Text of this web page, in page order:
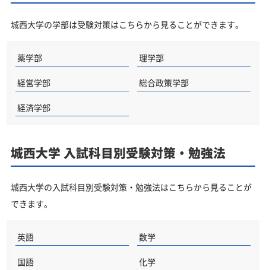
城西大学の学部は受験対策はこちらから見ることができます。
薬学部 理学部
経営学部 総合政策学部
経済学部
城西大学 入試科目別受験対策・勉強法
城西大学の入試科目別受験対策・勉強法はこちらから見ることが
できます。
英語 数学
国語 化学